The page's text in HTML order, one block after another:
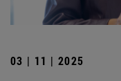
03 | 11 | 2025